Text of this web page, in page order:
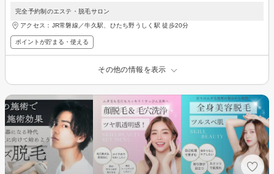
完全予約制のエステ・脱毛サロン
アクセス：JR常磐線／牛久駅、ひたち野うしく駅 徒歩20分
ポイントが貯まる・使える
その他の情報を表示